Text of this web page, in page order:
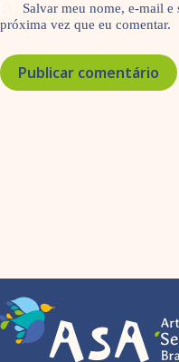
Salvar meu nome, e-mail e
próxima vez que eu comentar.
Publicar comentário